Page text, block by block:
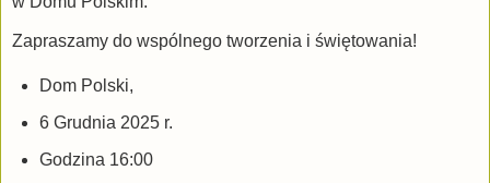
Zapraszamy do wspólnego tworzenia i świętowania!
Dom Polski,
6 Grudnia 2025 r.
Godzina 16:00